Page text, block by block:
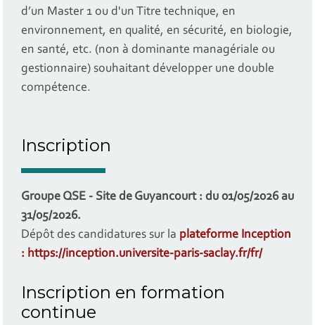
d’un Master 1 ou d'un Titre technique, en
environnement, en qualité, en sécurité, en biologie,
en santé, etc. (non à dominante managériale ou
gestionnaire) souhaitant développer une double
compétence.
Inscription
Groupe QSE - Site de Guyancourt : du 01/05/2026 au
31/05/2026.
Dépôt des candidatures sur la plateforme Inception
: https://inception.universite-paris-saclay.fr/fr/
Inscription en formation
continue